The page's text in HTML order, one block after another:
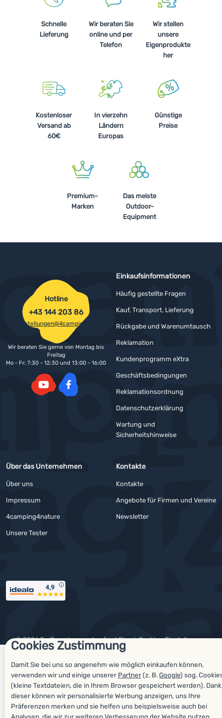
Cookies Zustimmung
Damit Sie bei uns so angenehm wie möglich einkaufen können,
verwenden wir und einige unserer Partner(z. B.Google) sog.
(kleine Textdateien, die in Ihrem Browser gespeichert werden). Dank
dieser können wir personalisierte Werbung anzeigen, uns Ihre
Präferenzen merken und sie helfen uns beispielsweise auch bei
Schnelle
Lieferung
Wir beraten Sie
online und per
Telefon
Wir stellen
unsere
Eigenprodukte
her
Kostenloser
Versand ab
60€
In vierzehn
Ländern
Europas
Günstige
Preise
Premium-
Marken
Das meiste
Outdoor-
Equipment
Einkaufsinformationen
Häufig gestellte Fragen
Kauf, Transport, Lieferung
Rückgabe und Warenumtausch
Reklamation
Kundenprogramm eXtra
Geschäftsbedingungen
Reklamationsordnung
Datenschutzerklärung
Wartung und
Sicherheitshinweise
Über das Unternehmen
Über uns
Impressum
4camping4nature
Unsere Tester
Kontakte
Kontakte
Angebote für Firmen und Vereine
Newsletter
Hotline
+43 144 203 86
bestellungen@4camping.at
Wir beraten Sie gerne von Montag bis
Freitag
Mo - Fr: 7:30 - 12:30 und 13:00 - 16:00
Auszeichnungen
© 2026 ForCamping s.r.o. laufendShopioCookies-Einstellungen